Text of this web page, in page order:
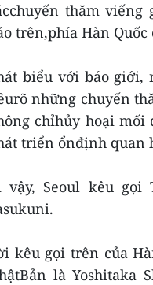
thăm viếng
trên,phía Hàn
biểu với báo giới,
những chuyến
chỉhủy hoại mối
triển ổnđịnh quan
vậy, Seoul kêu gọi
kêu gọi trên của
là Yoshitaka